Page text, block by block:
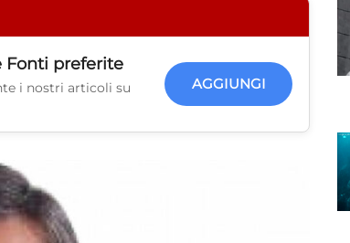
Fonti preferite
i nostri articoli su
AGGIUNGI